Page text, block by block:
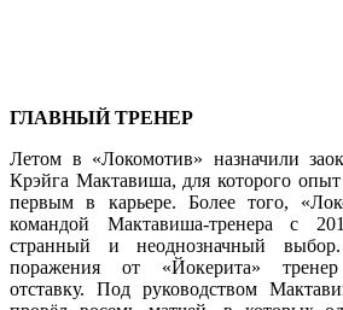
ГЛАВНЫЙ ТРЕНЕР
Летом в «Локомотив» назначили
Крэйга Мактавиша, для которого
первым в карьере. Более того,
командой Мактавиша-тренера с
странный и неоднозначный
поражения от «Йокерита»
отставку. Под руководством